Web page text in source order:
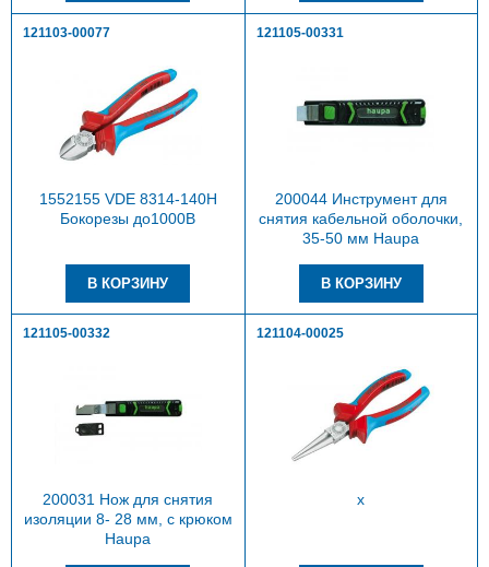
121103-00077
1552155 VDE 8314-140H
Бокорезы до1000В
121105-00331
200044 Инструмент для
снятия кабельной оболочки,
35-50 мм Haupa
121105-00332
200031 Нож для снятия
изоляции 8- 28 мм, с крюком
Haupa
121104-00025
х